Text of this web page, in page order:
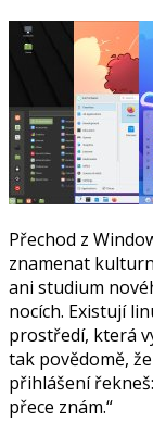
Přechod z
znamenat
ani studium
nocích. Existují
prostředí, která
tak povědomě,
přihlášení
přece znám.“